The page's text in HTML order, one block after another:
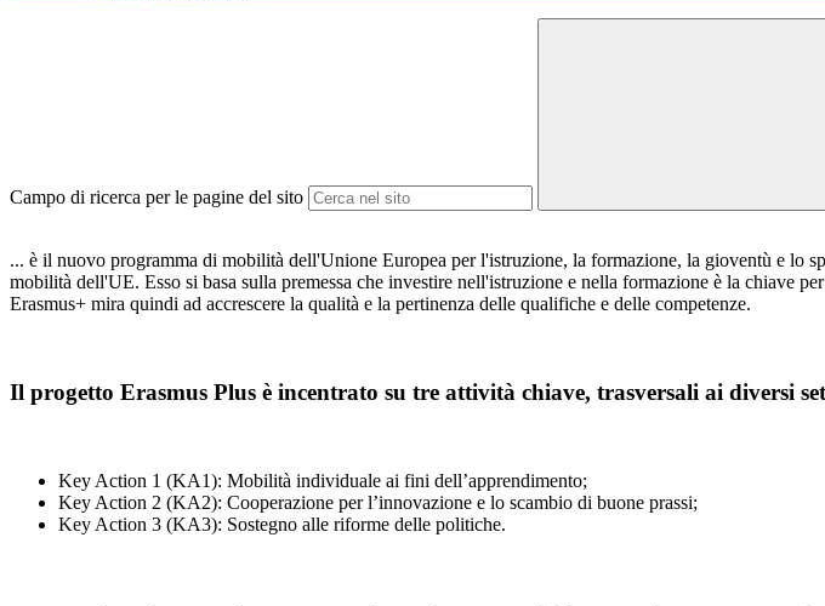
Campo di ricerca per le pagine del sito
... è il nuovo programma di mobilità dell'Unione Europea per l'istruzione, la formazione, la gioventù e lo
mobilità dell'UE. Esso si basa sulla premessa che investire nell'istruzione e nella formazione è la chiave
Erasmus+ mira quindi ad accrescere la qualità e la pertinenza delle qualifiche e delle competenze.
Il progetto Erasmus Plus è incentrato su tre attività chiave, trasversali ai diversi
Key Action 1 (KA1): Mobilità individuale ai fini dell’apprendimento;
Key Action 2 (KA2): Cooperazione per l’innovazione e lo scambio di buone prassi;
Key Action 3 (KA3): Sostegno alle riforme delle politiche.